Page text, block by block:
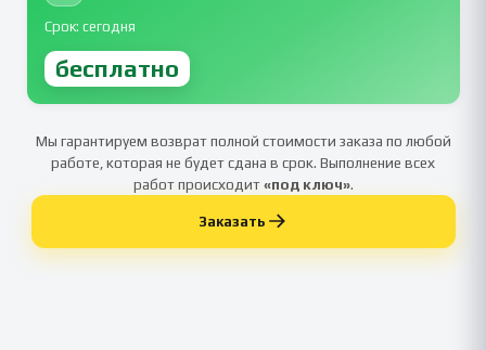
Срок: сегодня
бесплатно
Мы гарантируем возврат полной стоимости заказа по любой
работе, которая не будет сдана в срок. Выполнение всех
работ происходит«под ключ».
Заказать